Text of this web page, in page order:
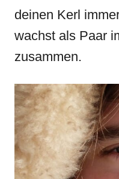
deinen Kerl
wachst als Paar
zusammen.